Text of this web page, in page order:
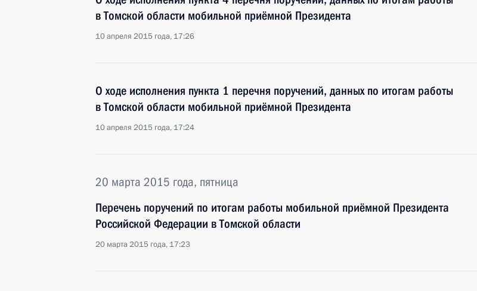
в Томской области мобильной приёмной Президента
10 апреля 2015 года, 17:26
О ходе исполнения пункта 1 перечня поручений, данных по итогам работы
в Томской области мобильной приёмной Президента
10 апреля 2015 года, 17:24
20 марта 2015 года, пятница
Перечень поручений по итогам работы мобильной приёмной Президента
Российской Федерации в Томской области
20 марта 2015 года, 17:23